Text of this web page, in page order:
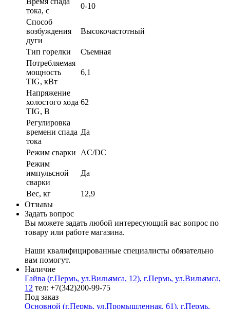
тока, с
0-10
Способ
возбуждения
дуги
Высокочастотный
Тип горелки
Съемная
Потребляемая
мощность
TIG, кВт
6,1
Напряжение
холостого хода
ТIG, В
62
Регулировка
времени спада
тока
Да
Режим сварки
AC/DC
Режим
импульсной
сварки
Да
Вес, кг
12,9
Отзывы
Задать вопрос
Вы можете задать любой интересующий вас вопрос по
товару или работе магазина.
Наши квалифицированные специалисты обязательно
вам помогут.
Наличие
Гайва (г.Пермь, ул.Вильямса, 12), г.Пермь, ул.Вильямса,
12 тел: +7(342)200-99-75
Под заказ
Основной (г.Пермь, ул.Промышленная, 61), г.Пермь,